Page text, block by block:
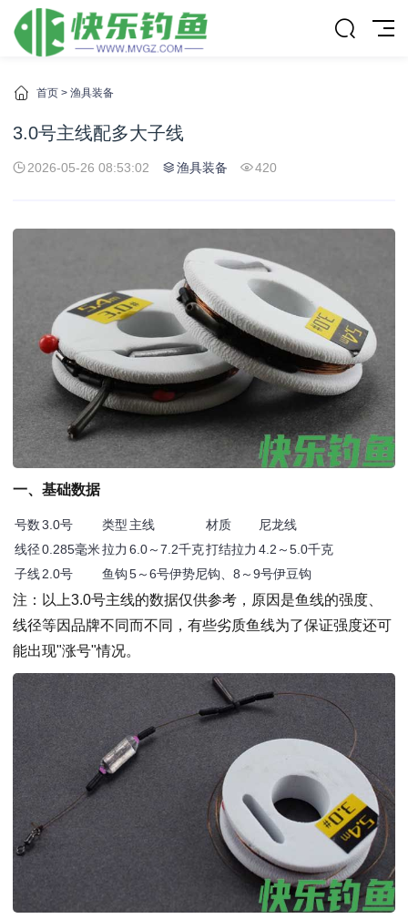
首页 > 渔具装备
3.0号主线配多大子线
2026-05-26 08:53:02 渔具装备 420
一、基础数据
号数3.0号 类型 主线 材质
尼龙线
线径0.285毫米拉力 6.0～7.2千克打结拉力 4.2～5.0千克
子线2.0号 鱼钩5～6号伊势尼钩、8～9号伊豆钩
注 ：以上3.0号主线的数据仅供参考，原因是鱼线的强度、
线径等因品牌不同而不同，有些劣质鱼线为了保证强度还可
能出现"涨号"情况。